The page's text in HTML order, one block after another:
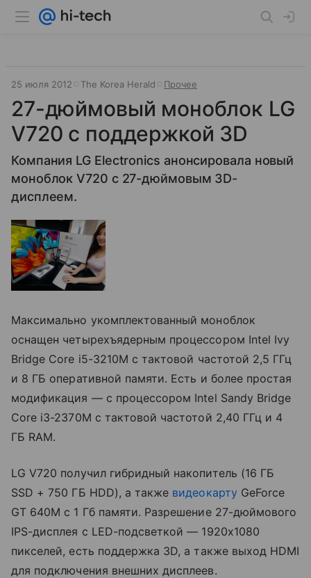
25 июля 2012 The Korea Herald Прочее
27-дюймовый моноблок LG
V720 с поддержкой 3D
Компания LG Electronics анонсировала новый
моноблок V720 с 27-дюймовым 3D-
дисплеем.
Максимально укомплектованный моноблок
оснащен четырехъядерным процессором Intel Ivy
Bridge Core i5-3210M с тактовой частотой 2,5 ГГц
и 8 ГБ оперативной памяти. Есть и более простая
модификация — с процессором Intel Sandy Bridge
Core i3-2370M с тактовой частотой 2,40 ГГц и 4
ГБ RAM.
LG V720 получил гибридный накопитель (16 ГБ
SSD + 750 ГБ HDD), а также видеокарту GeForce
GT 640M с 1 Гб памяти. Разрешение 27-дюймового
IPS-дисплея с LED-подсветкой — 1920х1080
пикселей, есть поддержка 3D, а также выход HDMI
для подключения внешних дисплеев.